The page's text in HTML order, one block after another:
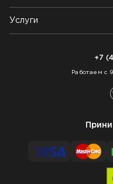
Контакты
Блог
Возврат товара
Как заказать
Услуги
+7
Работаем